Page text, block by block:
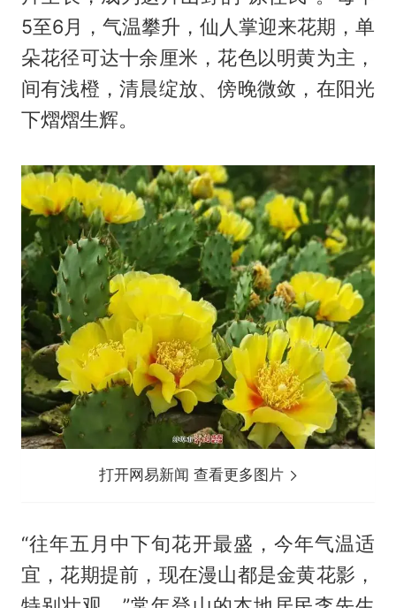
5至6月，气温攀升，仙人掌迎来花期，单
朵花径可达十余厘米，花色以明黄为主，
间有浅橙，清晨绽放、傍晚微敛，在阳光
下熠熠生辉。
打开网易新闻 查看更多图片
“往年五月中下旬花开最盛，今年气温适
宜，花期提前，现在漫山都是金黄花影，